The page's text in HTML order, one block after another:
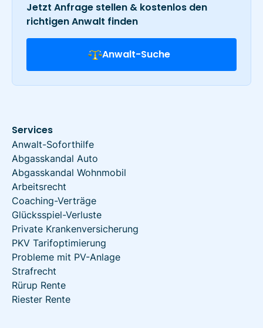
Jetzt Anfrage stellen & kostenlos den
richtigen Anwalt finden
Anwalt-Suche
Services
Anwalt-Soforthilfe
Abgasskandal Auto
Abgasskandal Wohnmobil
Arbeitsrecht
Coaching-Verträge
Glücksspiel-Verluste
Private Krankenversicherung
PKV Tarifoptimierung
Probleme mit PV-Anlage
Strafrecht
Rürup Rente
Riester Rente